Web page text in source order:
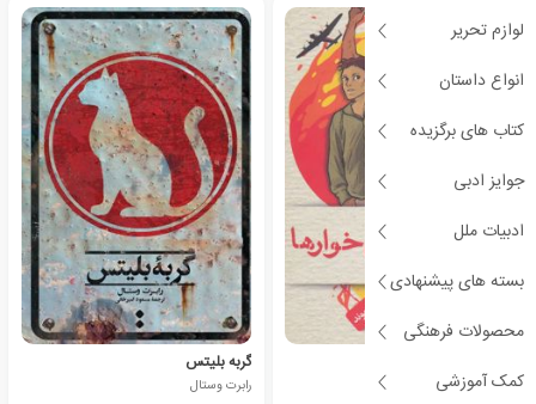
لوازم تحریر
انواع داستان
کتاب های برگزیده
جوایز ادبی
ادبیات ملل
بسته های پیشنهادی
محصولات فرهنگی
کمک آموزشی
دیوید آلموند
گربه بلیتس
رابرت وستال